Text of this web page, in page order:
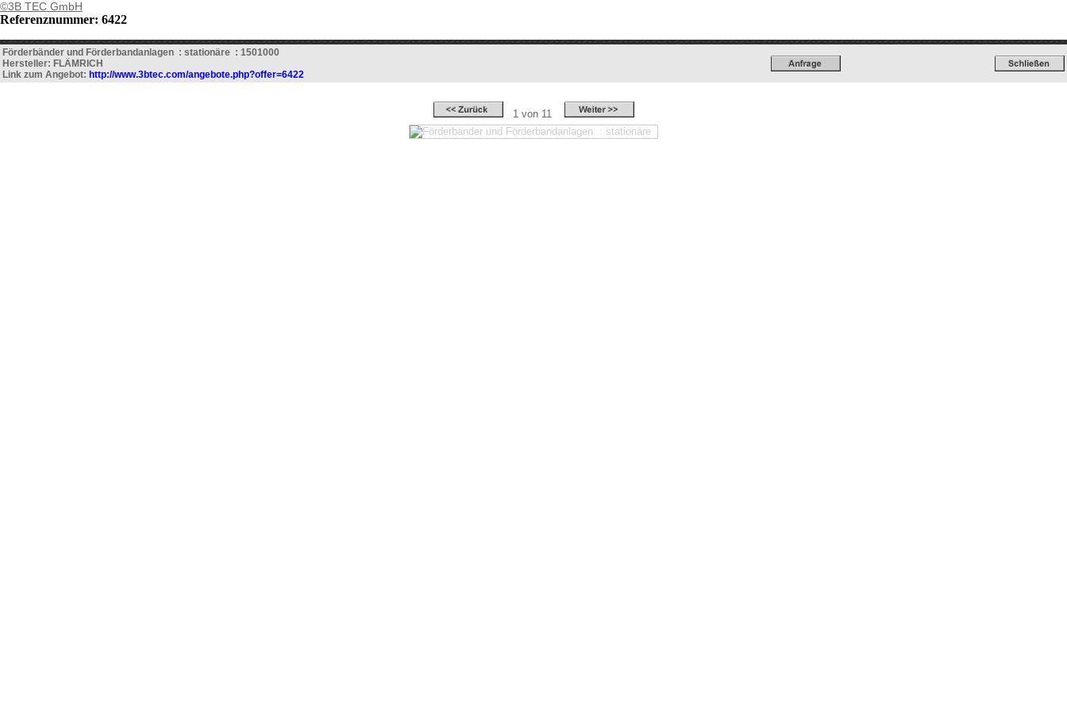
©3B TEC GmbH
Referenznummer: 6422
Förderbänder und Förderbandanlagen : stationäre : 1501000
Hersteller: FLÄMRICH
Link zum Angebot: http://www.3btec.com/angebote.php?offer=6422
1 von 11